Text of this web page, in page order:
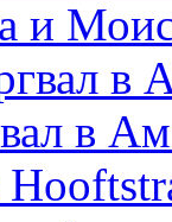
и
в
в